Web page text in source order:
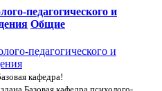
педагогического и
Общие
кафедра!